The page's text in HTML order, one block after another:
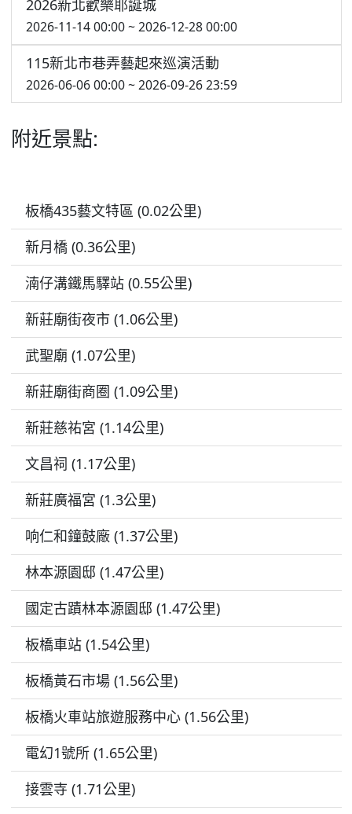
2026新北歡樂耶誕城
2026-11-14 00:00 ~ 2026-12-28 00:00
115新北市巷弄藝起來巡演活動
2026-06-06 00:00 ~ 2026-09-26 23:59
附近景點:
板橋435藝文特區 (0.02公里)
新月橋 (0.36公里)
湳仔溝鐵馬驛站 (0.55公里)
新莊廟街夜市 (1.06公里)
武聖廟 (1.07公里)
新莊廟街商圈 (1.09公里)
新莊慈祐宮 (1.14公里)
文昌祠 (1.17公里)
新莊廣福宮 (1.3公里)
响仁和鐘鼓廠 (1.37公里)
林本源園邸 (1.47公里)
國定古蹟林本源園邸 (1.47公里)
板橋車站 (1.54公里)
板橋黃石市場 (1.56公里)
板橋火車站旅遊服務中心 (1.56公里)
電幻1號所 (1.65公里)
接雲寺 (1.71公里)